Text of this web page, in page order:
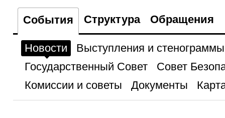
События Структура Обращения
Новости
Выступления и стенограммы
Государственный Совет
Совет
Комиссии и советы
Документы